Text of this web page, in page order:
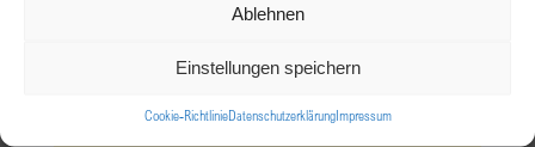
Ablehnen
Einstellungen speichern
Cookie-RichtlinieDatenschutzerklärungImpressum